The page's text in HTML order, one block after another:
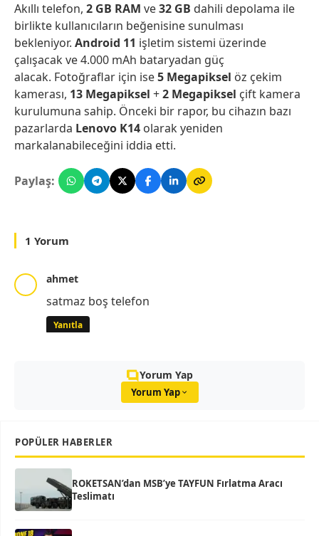
Akıllı telefon, 2 GB RAM ve32 GB dahili depolama ile
birlikte kullanıcıların beğenisine sunulması
bekleniyor. Android 11 işletim sistemi üzerinde
çalışacak ve 4.000 mAh bataryadan güç
alacak. Fotoğraflar için ise5 Megapiksel öz çekim
kamerası, 13 Megapiksel +2 Megapiksel çift kamera
kurulumuna sahip. Önceki bir rapor, bu cihazın bazı
pazarlarda Lenovo K14 olarak yeniden
markalanabileceğini iddia etti.
Paylaş:
1 Yorum
ahmet
satmaz boş telefon
Yanıtla
Yorum Yap
Yorum Yap
POPÜLER HABERLER
ROKETSAN’dan MSB’ye TAYFUN Fırlatma Aracı
Teslimatı